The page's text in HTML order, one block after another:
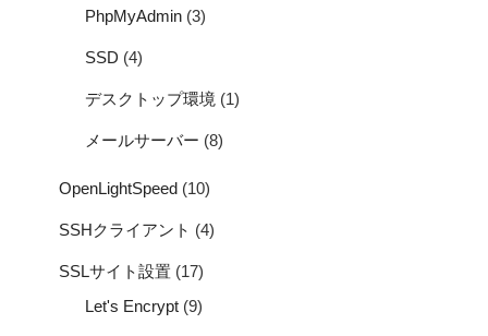
PhpMyAdmin (3)
SSD (4)
デスクトップ環境 (1)
メールサーバー (8)
OpenLightSpeed (10)
SSHクライアント (4)
SSLサイト設置 (17)
Let's Encrypt (9)